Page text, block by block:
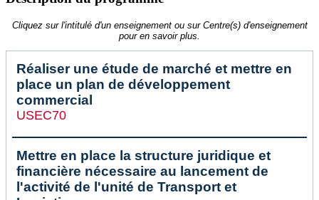
Cliquez sur l'intitulé d'un enseignement ou sur Centre(s) d'enseignement
pour en savoir plus.
Réaliser une étude de marché et mettre en
place un plan de développement
commercial
USEC70
Mettre en place la structure juridique et
financière nécessaire au lancement de
l'activité de l'unité de Transport et